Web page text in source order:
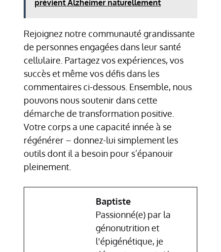
prévient Alzheimer naturellement
Rejoignez notre communauté grandissante
de personnes engagées dans leur santé
cellulaire. Partagez vos expériences, vos
succès et même vos défis dans les
commentaires ci-dessous. Ensemble, nous
pouvons nous soutenir dans cette
démarche de transformation positive.
Votre corps a une capacité innée à se
régénérer – donnez-lui simplement les
outils dont il a besoin pour s’épanouir
pleinement.
Baptiste
Passionné(e) par la
génonutrition et
l'épigénétique, je